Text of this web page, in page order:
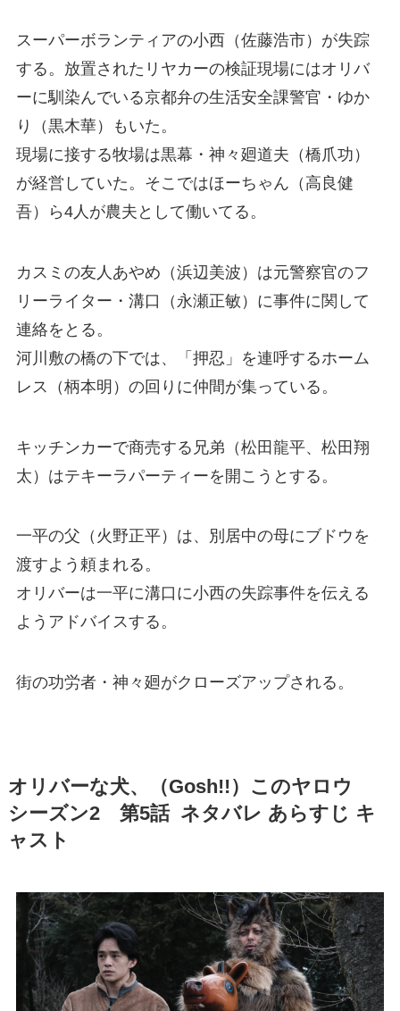
スーパーボランティアの小西（佐藤浩市）が失踪
する。放置されたリヤカーの検証現場にはオリバ
ーに馴染んでいる京都弁の生活安全課警官・ゆか
り（黒木華）もいた。
現場に接する牧場は黒幕・神々廻道夫（橋爪功）
が経営していた。そこではほーちゃん（高良健
吾）ら4人が農夫として働いてる。
カスミの友人あやめ（浜辺美波）は元警察官のフ
リーライター・溝口（永瀬正敏）に事件に関して
連絡をとる。
河川敷の橋の下では、「押忍」を連呼するホーム
レス（柄本明）の回りに仲間が集っている。
キッチンカーで商売する兄弟（松田龍平、松田翔
太）はテキーラパーティーを開こうとする。
一平の父（火野正平）は、別居中の母にブドウを
渡すよう頼まれる。
オリバーは一平に溝口に小西の失踪事件を伝える
ようアドバイスする。
街の功労者・神々廻がクローズアップされる。
オリバーな犬、（Gosh!!）このヤロウ
シーズン2 第5話 ネタバレ あらすじ キ
ャスト